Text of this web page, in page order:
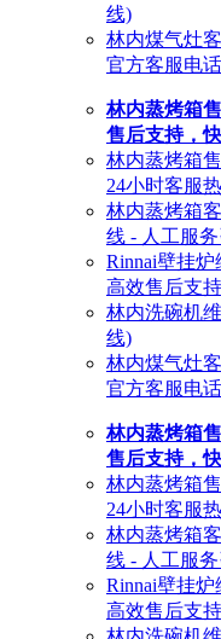
线)
林内煤气灶
官方客服电
林内蒸烤箱
售后支持，
林内蒸烤箱
24小时客服
林内蒸烤箱
线 - 人工服
Rinnai壁挂
高效售后支
林内洗碗机
线)
林内煤气灶
官方客服电
林内蒸烤箱
售后支持，
林内蒸烤箱
24小时客服
林内蒸烤箱
线 - 人工服
Rinnai壁挂
高效售后支